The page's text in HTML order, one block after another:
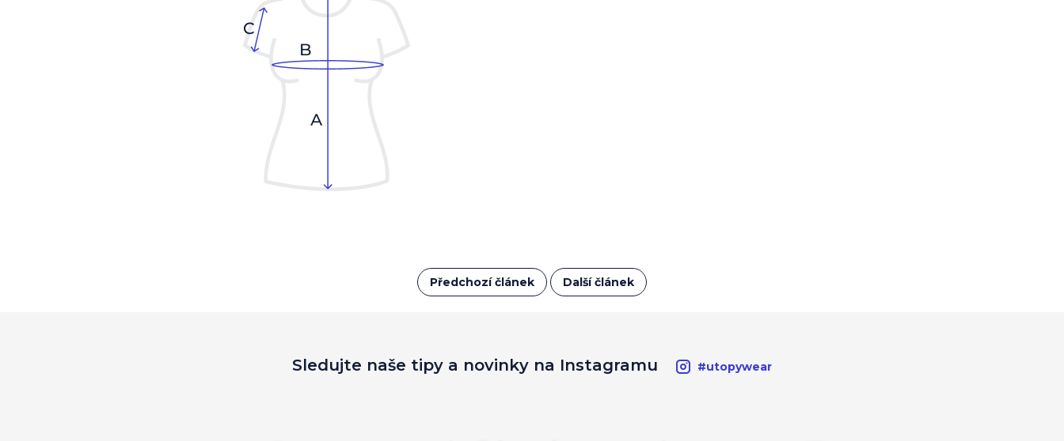
Předchozí článek Další článek
Sledujte naše tipy a novinky na Instagramu #utopywear